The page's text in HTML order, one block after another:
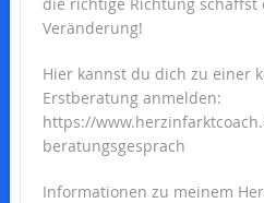
Veränderung!
Hier kannst du dich zu einer
Erstberatung anmelden:
https://
beratungsgesprach
Informationen zu meinem